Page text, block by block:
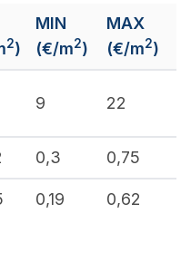
2)
MIN
(€/m2)
MAX
(€/m2)
9 22
0,3 0,75
0,19 0,62